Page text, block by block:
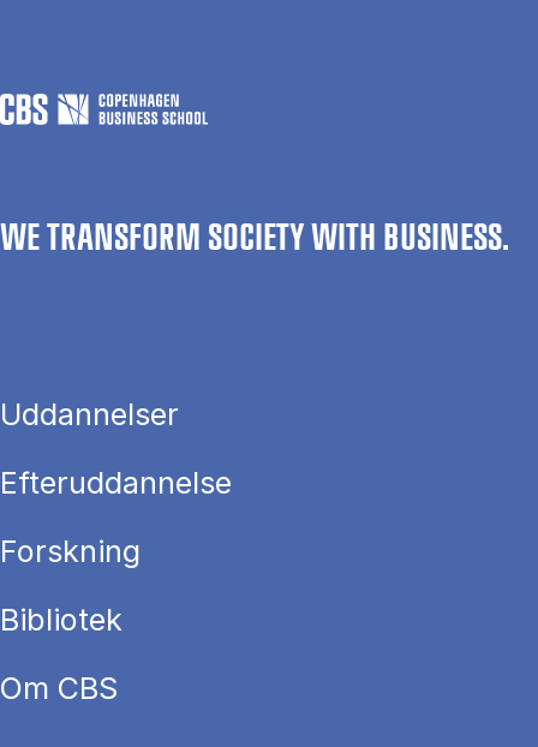
WE TRANSFORM SOCIETY WITH BUSINESS.
Uddannelser
Efteruddannelse
Forskning
Bibliotek
Om CBS